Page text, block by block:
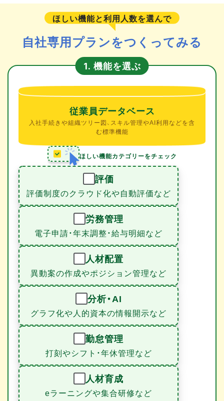
ほしい機能と利用人数を選んで
自社専用プランをつくってみる
1. 機能を選ぶ
従業員データベース
入社手続きや組織ツリー図、スキル管理やAI利用などを含
む標準機能
ほしい機能カテゴリーをチェック
評価
評価制度のクラウド化や自動評価など
労務管理
電子申請・年末調整・給与明細など
人材配置
異動案の作成やポジション管理など
分析・AI
グラフ化や人的資本の情報開示など
勤怠管理
打刻やシフト・年休管理など
人材育成
eラーニングや集合研修など